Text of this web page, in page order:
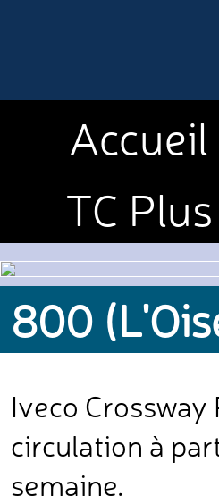
Accueil
TC Plus
800
Iveco
circulation à
semaine.